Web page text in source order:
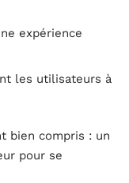
expérience
les utilisateurs à
bien compris : un
pour se